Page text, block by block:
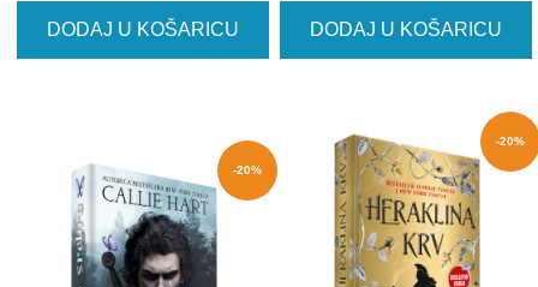
DODAJ U KOŠARICU DODAJ U KOŠARICU
-20%
-20%